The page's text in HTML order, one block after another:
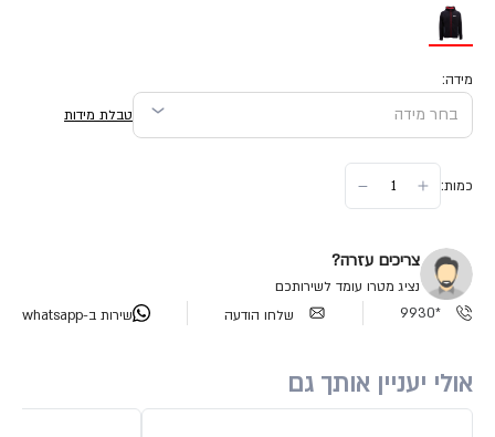
מידה:
טבלת מידות
כמות:
צריכים עזרה?
נציג מטרו עומד לשירותכם
*9930
שלחו הודעה שירות ב-whatsapp
אולי יעניין אותך גם